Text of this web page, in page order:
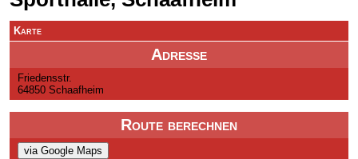
Adresse
Friedensstr.
64850 Schaafheim
Route berechnen
via Google Maps
Karte